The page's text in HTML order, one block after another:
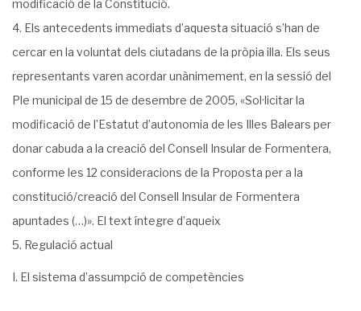
modificació de la Constitució.
Els antecedents immediats d’aquesta situació s’han de
cercar en la voluntat dels ciutadans de la pròpia illa. Els seus
representants varen acordar unànimement, en la sessió del
Ple municipal de 15 de desembre de 2005, «Sol·licitar la
modificació de l’Estatut d’autonomia de les Illes Balears per
donar cabuda a la creació del Consell Insular de Formentera,
conforme les 12 consideracions de la Proposta per a la
constitució/creació del Consell Insular de Formentera
apuntades (…)». El text íntegre d’aqueix
Regulació actual
I. El sistema d’assumpció de competències